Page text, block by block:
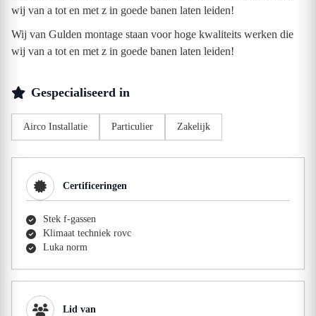
wij van a tot en met z in goede banen laten leiden!
Wij van Gulden montage staan voor hoge kwaliteits werken die
wij van a tot en met z in goede banen laten leiden!
Gespecialiseerd in
Airco Installatie Particulier Zakelijk
Certificeringen
Stek f-gassen
Klimaat techniek rovc
Luka norm
Lid van